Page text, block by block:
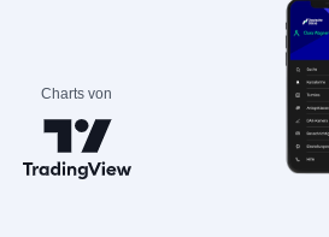
Charts von